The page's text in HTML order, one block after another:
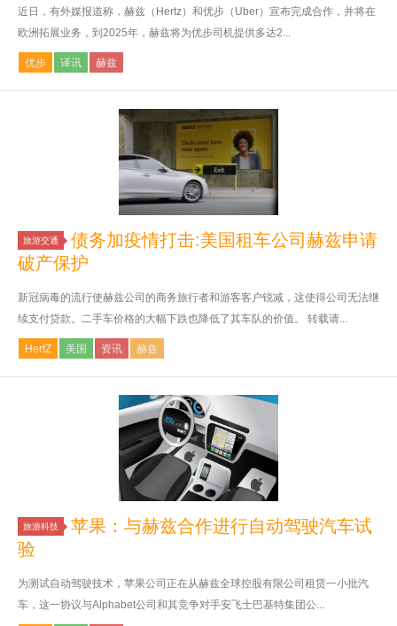
近日，有外媒报道称，赫兹（Hertz）和优步（Uber）宣布完成合作，并将在
欧洲拓展业务，到2025年，赫兹将为优步司机提供多达2...
优步 译讯 赫兹
旅游交通
债务加疫情打击:美国租车公司赫兹申请
破产保护
新冠病毒的流行使赫兹公司的商务旅行者和游客客户锐减，这使得公司无法继
续支付贷款。二手车价格的大幅下跌也降低了其车队的价值。 转载请...
HertZ 美国 资讯 赫兹
旅游科技
苹果：与赫兹合作进行自动驾驶汽车试
验
为测试自动驾驶技术，苹果公司正在从赫兹全球控股有限公司租赁一小批汽
车，这一协议与Alphabet公司和其竞争对手安飞士巴基特集团公...